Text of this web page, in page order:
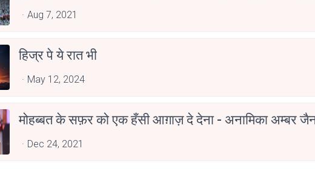
Aug 7, 2021
हिज्र पे ये रात भी
May 12, 2024
मोहब्बत के सफ़र को एक हँसी आग़ाज़ दे देना - अनामिका अम्बर
Dec 24, 2021